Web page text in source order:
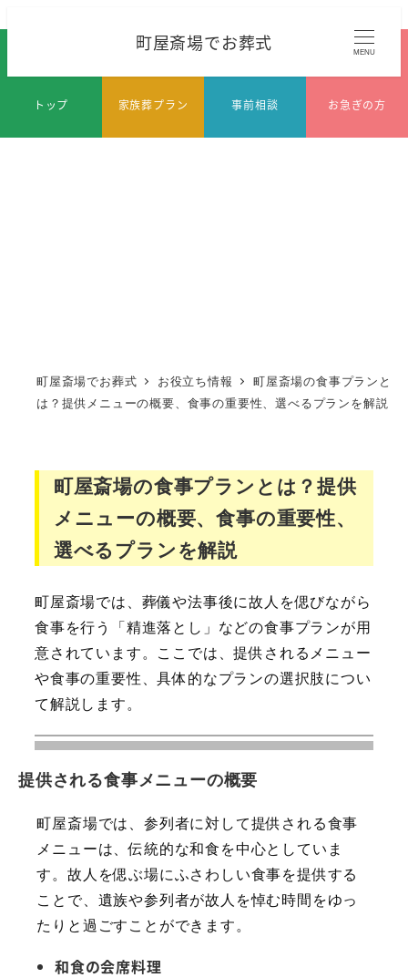
町屋斎場でお葬式 MENU
町屋斎場でお葬式 お役立ち情報
町屋斎場の食事プランと
は？提供メニューの概要、食事の重要性、選べるプランを解説
トップ 家族葬プラン 事前相談 お急ぎの方
町屋斎場の食事プランとは？提供
メニューの概要、食事の重要性、
選べるプランを解説
町屋斎場では、葬儀や法事後に故人を偲びながら
食事を行う「精進落とし」などの食事プランが用
意されています。ここでは、提供されるメニュー
や食事の重要性、具体的なプランの選択肢につい
て解説します。
提供される食事メニューの概要
町屋斎場では、参列者に対して提供される食事
メニューは、伝統的な和食を中心としていま
す。故人を偲ぶ場にふさわしい食事を提供する
ことで、遺族や参列者が故人を悼む時間をゆっ
たりと過ごすことができます。
和食の会席料理